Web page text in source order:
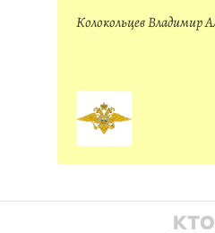
России)
Колокольцев Владимир